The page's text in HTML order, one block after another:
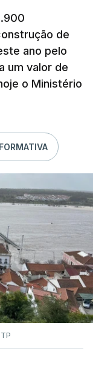
de
ano pelo
um valor de
o Ministério